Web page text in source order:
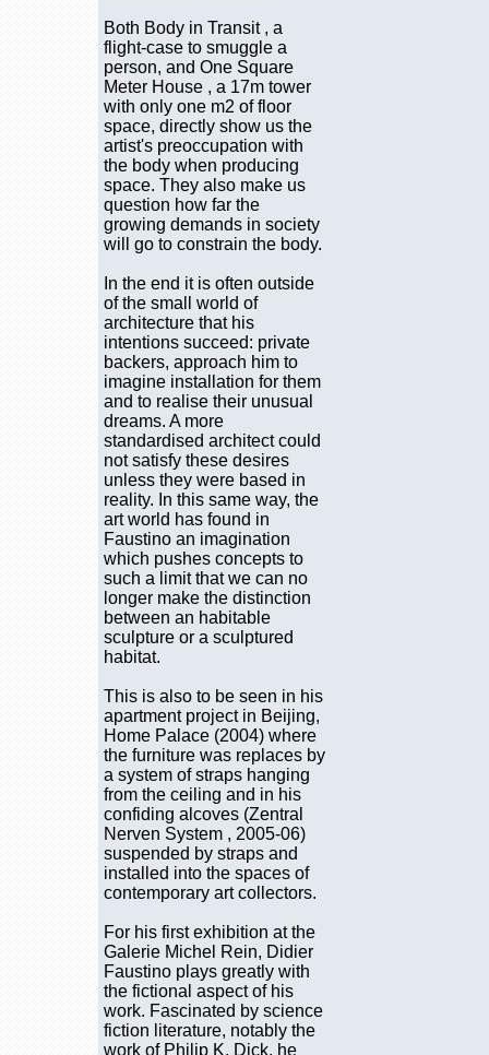
Both Body in Transit , a
flight-case to smuggle a
person, and One Square
Meter House , a 17m tower
with only one m2 of floor
space, directly show us the
artist's preoccupation with
the body when producing
space. They also make us
question how far the
growing demands in society
will go to constrain the body.
In the end it is often outside
of the small world of
architecture that his
intentions succeed: private
backers, approach him to
imagine installation for them
and to realise their unusual
dreams. A more
standardised architect could
not satisfy these desires
unless they were based in
reality. In this same way, the
art world has found in
Faustino an imagination
which pushes concepts to
such a limit that we can no
longer make the distinction
between an habitable
sculpture or a sculptured
habitat.
This is also to be seen in his
apartment project in Beijing,
Home Palace (2004) where
the furniture was replaces by
a system of straps hanging
from the ceiling and in his
confiding alcoves (Zentral
Nerven System , 2005-06)
suspended by straps and
installed into the spaces of
contemporary art collectors.
For his first exhibition at the
Galerie Michel Rein, Didier
Faustino plays greatly with
the fictional aspect of his
work. Fascinated by science
fiction literature, notably the
work of Philip K. Dick, he